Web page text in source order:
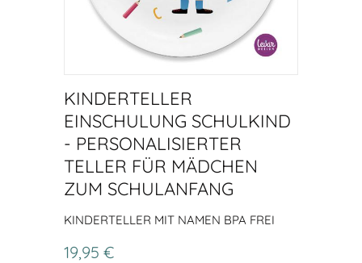
KINDERTELLER
EINSCHULUNG SCHULKIND
- PERSONALISIERTER
TELLER FÜR MÄDCHEN
ZUM SCHULANFANG
KINDERTELLER MIT NAMEN BPA FREI
19,95 €